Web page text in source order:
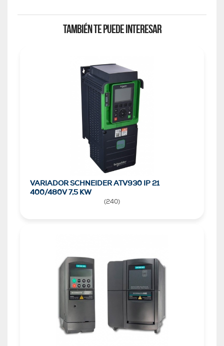
TAMBIÉN TE PUEDE INTERESAR
VARIADOR SCHNEIDER ATV930 IP 21
400/480V 7,5 KW
(240)